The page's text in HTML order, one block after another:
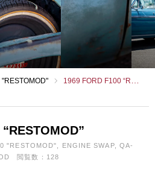
1969 FORD F100 “RESTOMOD”
"RESTOMOD" ENGINE SWAP
QA-
閲覧数：128